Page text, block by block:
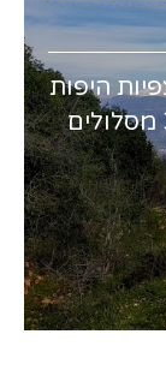
היפות
ביותר בצפון. ריכזתי עבורכם 3 מסלולים